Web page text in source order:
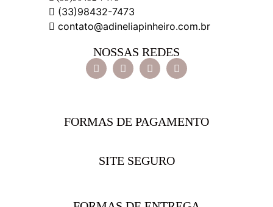
(33)98432-7473
contato@adineliapinheiro.com.br
NOSSAS REDES
FORMAS DE PAGAMENTO
SITE SEGURO